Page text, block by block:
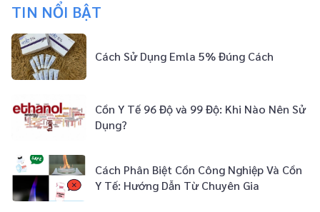
TIN NỔI BẬT
Cách Sử Dụng Emla 5% Đúng Cách
Cồn Y Tế 96 Độ và 99 Độ: Khi Nào Nên Sử
Dụng?
Cách Phân Biệt Cồn Công Nghiệp Và Cồn
Y Tế: Hướng Dẫn Từ Chuyên Gia